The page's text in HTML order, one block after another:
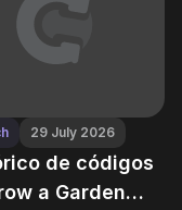
29 July 2026
de códigos
a Garden